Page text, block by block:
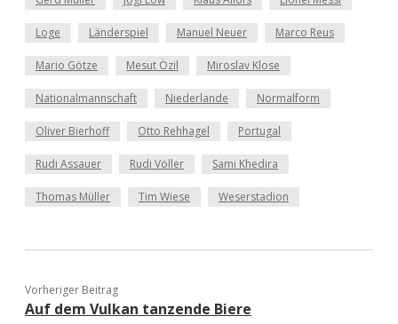
Loge Länderspiel Manuel Neuer Marco Reus
Mario Götze Mesut Özil Miroslav Klose
Nationalmannschaft Niederlande Normalform
Oliver Bierhoff Otto Rehhagel Portugal
Rudi Assauer Rudi Völler Sami Khedira
Thomas Müller Tim Wiese Weserstadion
Vorheriger Beitrag
Auf dem Vulkan tanzende Biere